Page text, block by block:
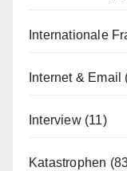
Internationale
Internet & Email
Interview(11)
Katastrophen